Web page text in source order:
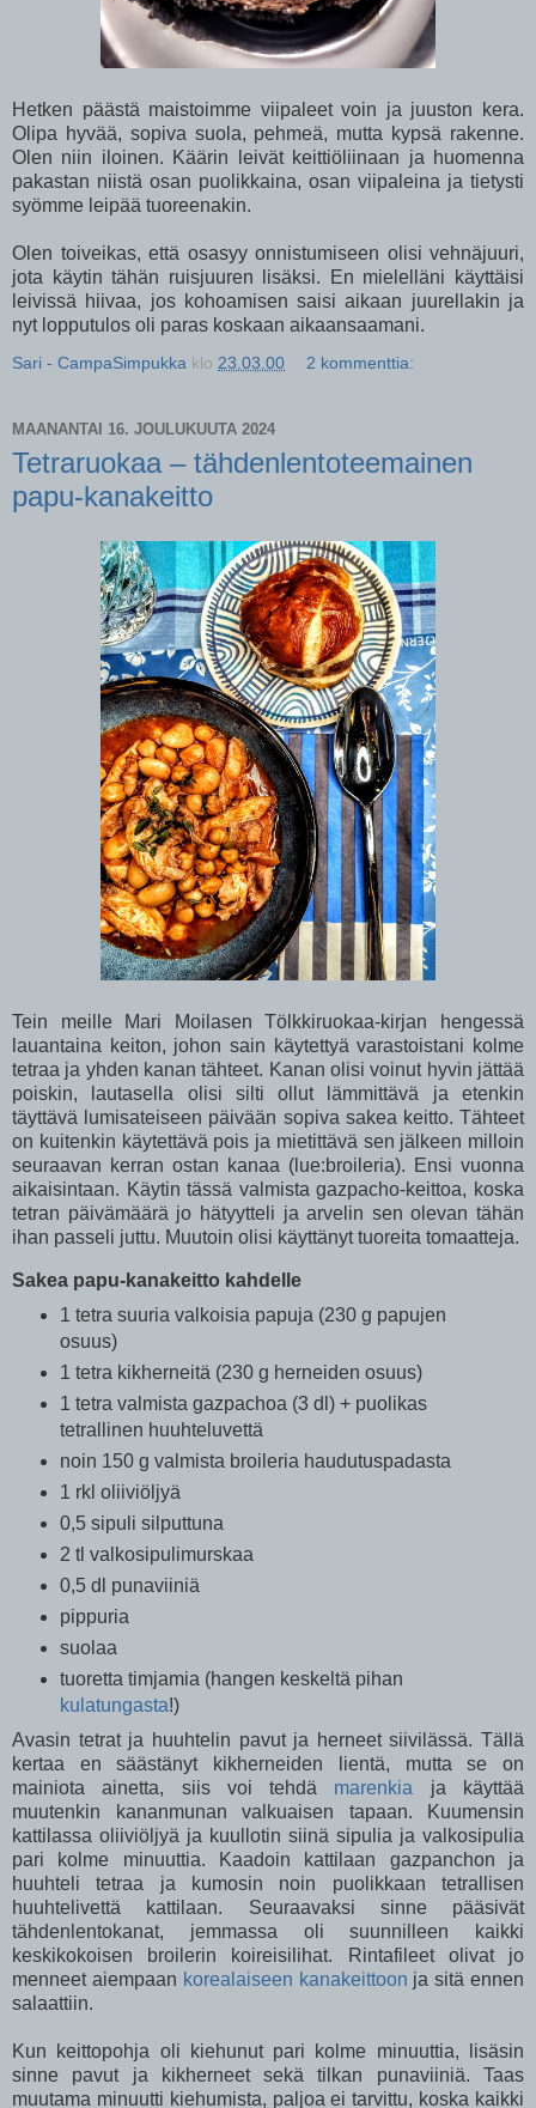
Hetken päästä maistoimme viipaleet voin ja juuston kera.
Olipa hyvää, sopiva suola, pehmeä, mutta kypsä rakenne.
Olen niin iloinen. Käärin leivät keittiöliinaan ja huomenna
pakastan niistä osan puolikkaina, osan viipaleina ja tietysti
syömme leipää tuoreenakin.
Olen toiveikas, että osasyy onnistumiseen olisi vehnäjuuri,
jota käytin tähän ruisjuuren lisäksi. En mielelläni käyttäisi
leivissä hiivaa, jos kohoamisen saisi aikaan juurellakin ja
nyt lopputulos oli paras koskaan aikaansaamani.
Sari - CampaSimpukka klo 23.03.00 2 kommenttia:
MAANANTAI 16. JOULUKUUTA 2024
Tetraruokaa – tähdenlentoteemainen
papu-kanakeitto
Tein meille Mari Moilasen Tölkkiruokaa-kirjan hengessä
lauantaina keiton, johon sain käytettyä varastoistani kolme
tetraa ja yhden kanan tähteet. Kanan olisi voinut hyvin jättää
poiskin, lautasella olisi silti ollut lämmittävä ja etenkin
täyttävä lumisateiseen päivään sopiva sakea keitto. Tähteet
on kuitenkin käytettävä pois ja mietittävä sen jälkeen milloin
seuraavan kerran ostan kanaa (lue:broileria). Ensi vuonna
aikaisintaan. Käytin tässä valmista gazpacho-keittoa, koska
tetran päivämäärä jo hätyytteli ja arvelin sen olevan tähän
ihan passeli juttu. Muutoin olisi käyttänyt tuoreita tomaatteja.
Sakea papu-kanakeitto kahdelle
1 tetra suuria valkoisia papuja (230 g papujen
osuus)
1 tetra kikherneitä (230 g herneiden osuus)
1 tetra valmista gazpachoa (3 dl) + puolikas
tetrallinen huuhteluvettä
noin 150 g valmista broileria haudutuspadasta
1 rkl oliiviöljyä
0,5 sipuli silputtuna
2 tl valkosipulimurskaa
0,5 dl punaviiniä
pippuria
suolaa
tuoretta timjamia (hangen keskeltä pihan
kulatungasta!)
Avasin tetrat ja huuhtelin pavut ja herneet siivilässä. Tällä
kertaa en säästänyt kikherneiden lientä, mutta se on
mainiota ainetta, siis voi tehdä marenkia ja käyttää
muutenkin kananmunan valkuaisen tapaan. Kuumensin
kattilassa oliiviöljyä ja kuullotin siinä sipulia ja valkosipulia
pari kolme minuuttia. Kaadoin kattilaan gazpanchon ja
huuhteli tetraa ja kumosin noin puolikkaan tetrallisen
huuhtelivettä kattilaan. Seuraavaksi sinne pääsivät
tähdenlentokanat, jemmassa oli suunnilleen kaikki
keskikokoisen broilerin koireisilihat. Rintafileet olivat jo
menneet aiempaan korealaiseen kanakeittoon ja sitä ennen
salaattiin.
Kun keittopohja oli kiehunut pari kolme minuuttia, lisäsin
sinne pavut ja kikherneet sekä tilkan punaviiniä. Taas
muutama minuutti kiehumista, paljoa ei tarvittu, koska kaikki